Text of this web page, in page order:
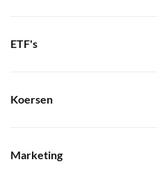
ETF's
Koersen
Marketing